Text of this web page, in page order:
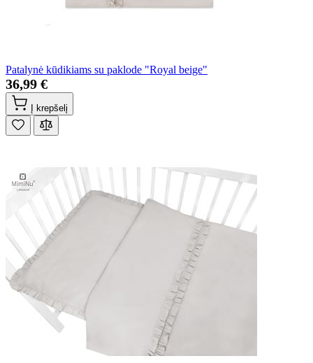
Patalynė kūdikiams su paklode "Royal beige"
36,99 €
Į krepšelį